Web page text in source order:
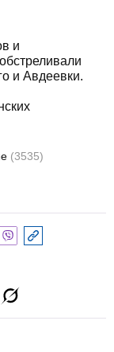
и
и Авдеевки.
(3535)